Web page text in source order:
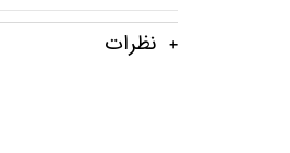
نظرات